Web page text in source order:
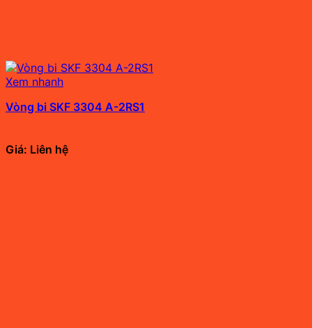
Xem nhanh
Vòng bi SKF 3304 A-2RS1
Giá: Liên hệ